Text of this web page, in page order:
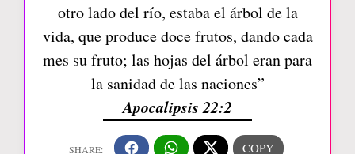
otro lado del río, estaba el árbol de la
vida, que produce doce frutos, dando cada
mes su fruto; las hojas del árbol eran para
la sanidad de las naciones”
Apocalipsis 22:2